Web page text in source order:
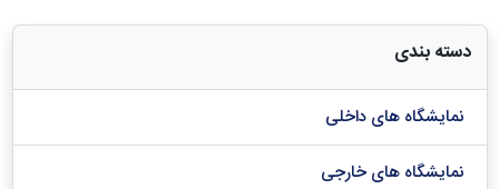
دسته بندی
نمایشگاه های داخلی
نمایشگاه های خارجی